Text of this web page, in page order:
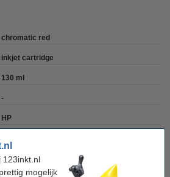
123inkt.nl
mogelijk
chromatic red
inkjet cartridge
130 ml
-
HP
055088